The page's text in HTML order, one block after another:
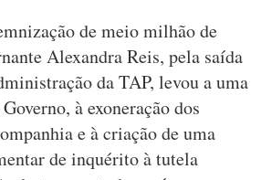
de meio milhão de
Alexandra Reis, pela saída
da TAP, levou a uma
à exoneração dos
e à criação de uma
de inquérito à tutela